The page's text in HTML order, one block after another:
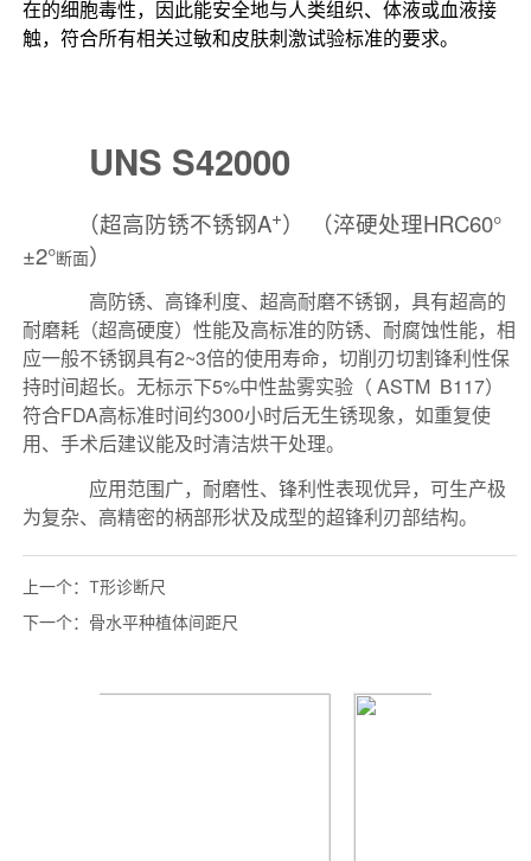
上一个： T形诊断尺
下一个： 骨水平种植体间距尺